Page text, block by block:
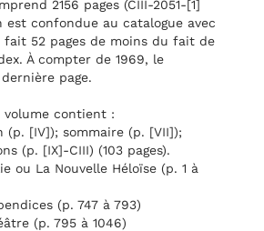
2156 pages (CIII-2051-[1]
est confondue au catalogue avec
fait 52 pages de moins du fait de
À compter de 1969, le
page.
contient :
(p. [IV]); sommaire (p. [VII]);
(p. [IX]-CIII) (103 pages).
ou La Nouvelle Héloïse (p. 1 à
(p. 747 à 793)
(p. 795 à 1046)